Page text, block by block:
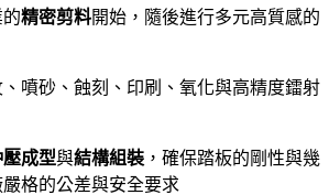
精密剪料開始，隨後進行多元高質感的
噴砂、蝕刻、印刷、氧化與高精度鐳射
成型與結構組裝 ，確保踏板的剛性與幾
格的公差與安全要求